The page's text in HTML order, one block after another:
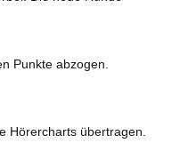
Punkte abzogen.
Hörercharts übertragen.